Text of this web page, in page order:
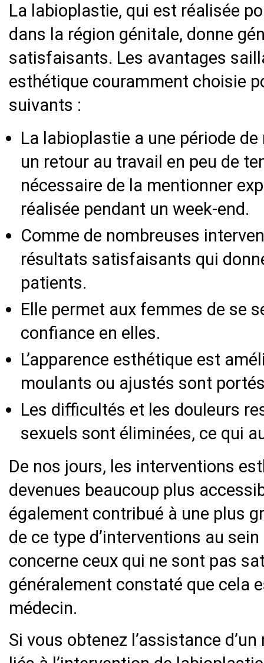
La labioplastie, qui est réalisée
dans la région génitale, donne
satisfaisants. Les avantages
esthétique couramment choisie
suivants :
La labioplastie a une période
un retour au travail en peu de
nécessaire de la mentionner
réalisée pendant un week-end.
Comme de nombreuses
résultats satisfaisants qui
patients.
Elle permet aux femmes de se
confiance en elles.
L’apparence esthétique est
moulants ou ajustés sont
Les difficultés et les douleurs
sexuels sont éliminées, ce qui
De nos jours, les interventions
devenues beaucoup plus
également contribué à une plus
de ce type d’interventions au
concerne ceux qui ne sont pas
généralement constaté que cela
médecin.
Si vous obtenez l’assistance